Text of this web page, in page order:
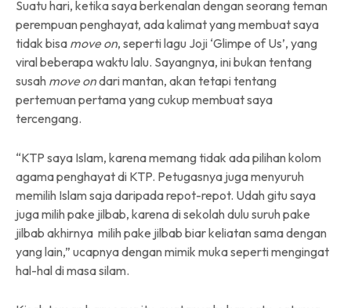
Suatu hari, ketika saya berkenalan dengan seorang teman
perempuan penghayat, ada kalimat yang membuat saya
tidak bisa move on, seperti lagu Joji ‘Glimpe of Us’, yang
viral beberapa waktu lalu. Sayangnya, ini bukan tentang
susah move ondari mantan, akan tetapi tentang
pertemuan pertama yang cukup membuat saya
tercengang.
“KTP saya Islam, karena memang tidak ada pilihan kolom
agama penghayat di KTP. Petugasnya juga menyuruh
memilih Islam saja daripada repot-repot. Udah gitu saya
juga milih pake jilbab, karena di sekolah dulu suruh pake
jilbab akhirnya milih pake jilbab biar keliatan sama dengan
yang lain,” ucapnya dengan mimik muka seperti mengingat
hal-hal di masa silam.